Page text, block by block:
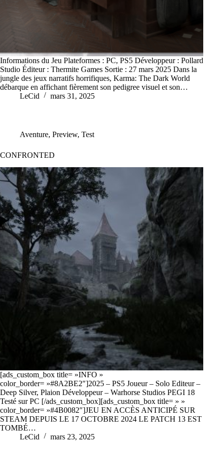
Informations du Jeu Plateformes : PC, PS5 Développeur : Pollard
Studio Éditeur : Thermite Games Sortie : 27 mars 2025 Dans la
jungle des jeux narratifs horrifiques, Karma: The Dark World
débarque en affichant fièrement son pedigree visuel et son…
LeCid
mars 31, 2025
Aventure, Preview, Test
CONFRONTED
[ads_custom_box title= »INFO »
color_border= »#8A2BE2″]2025 – PS5 Joueur – Solo Editeur –
Deep Silver, Plaion Développeur – Warhorse Studios PEGI 18
Testé sur PC [/ads_custom_box][ads_custom_box title= » »
color_border= »#4B0082″]JEU EN ACCÈS ANTICIPÉ SUR
STEAM DEPUIS LE 17 OCTOBRE 2024 LE PATCH 13 EST
TOMBÉ…
LeCid
mars 23, 2025